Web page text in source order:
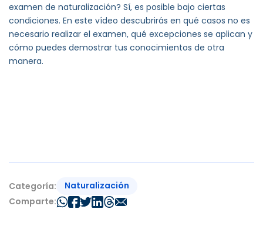
examen de naturalización? Sí, es posible bajo ciertas
condiciones. En este vídeo descubrirás en qué casos no es
necesario realizar el examen, qué excepciones se aplican y
cómo puedes demostrar tus conocimientos de otra
manera.
Categoría:
Naturalización
Comparte: